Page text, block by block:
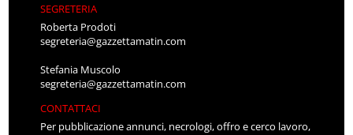
SEGRETERIA
Roberta Prodoti
segreteria@gazzettamatin.com
Stefania Muscolo
segreteria@gazzettamatin.com
CONTATTACI
Per pubblicazione annunci, necrologi, offro e cerco lavoro,